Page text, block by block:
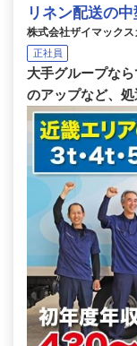
リネン配送の
株式会社ザイマック
正社員
大手グループな
のアップなど、